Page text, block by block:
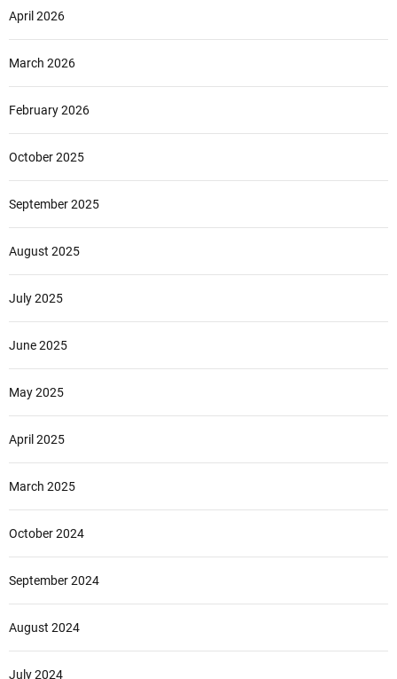
April 2026
March 2026
February 2026
October 2025
September 2025
August 2025
July 2025
June 2025
May 2025
April 2025
March 2025
October 2024
September 2024
August 2024
July 2024